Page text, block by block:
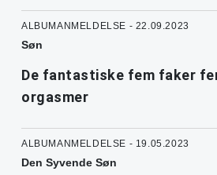
ALBUMANMELDELSE - 22.09.2023
Søn
De fantastiske fem faker
orgasmer
ALBUMANMELDELSE - 19.05.2023
Den Syvende Søn